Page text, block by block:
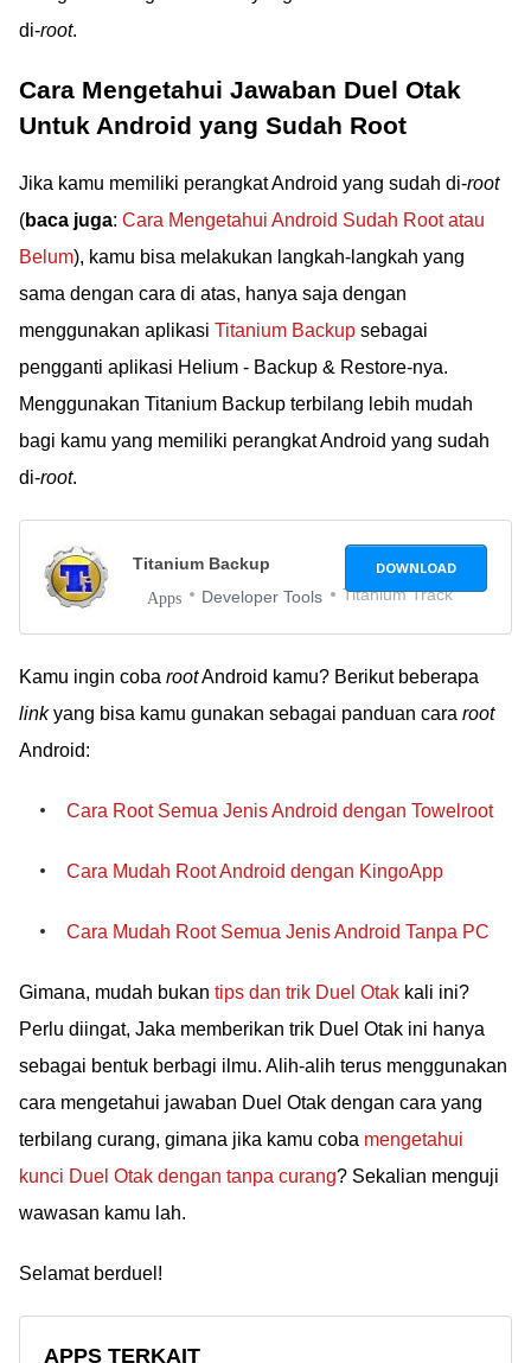
di-root.
Cara Mengetahui Jawaban Duel Otak
Untuk Android yang Sudah Root
Jika kamu memiliki perangkat Android yang sudah di-root
(baca juga: Cara Mengetahui Android Sudah Root atau
Belum), kamu bisa melakukan langkah-langkah yang
sama dengan cara di atas, hanya saja dengan
menggunakan aplikasi Titanium Backup sebagai
pengganti aplikasi Helium - Backup & Restore-nya.
Menggunakan Titanium Backup terbilang lebih mudah
bagi kamu yang memiliki perangkat Android yang sudah
di-root.
Titanium Backup
Apps Developer Tools Titanium Track
DOWNLOAD
Kamu ingin coba rootAndroid kamu? Berikut beberapa
linkyang bisa kamu gunakan sebagai panduan cara root
Android:
Cara Root Semua Jenis Android dengan Towelroot
Cara Mudah Root Android dengan KingoApp
Cara Mudah Root Semua Jenis Android Tanpa PC
Gimana, mudah bukan tips dan trik Duel Otak kali ini?
Perlu diingat, Jaka memberikan trik Duel Otak ini hanya
sebagai bentuk berbagi ilmu. Alih-alih terus menggunakan
cara mengetahui jawaban Duel Otak dengan cara yang
terbilang curang, gimana jika kamu coba mengetahui
kunci Duel Otak dengan tanpa curang? Sekalian menguji
wawasan kamu lah.
Selamat berduel!
APPS TERKAIT